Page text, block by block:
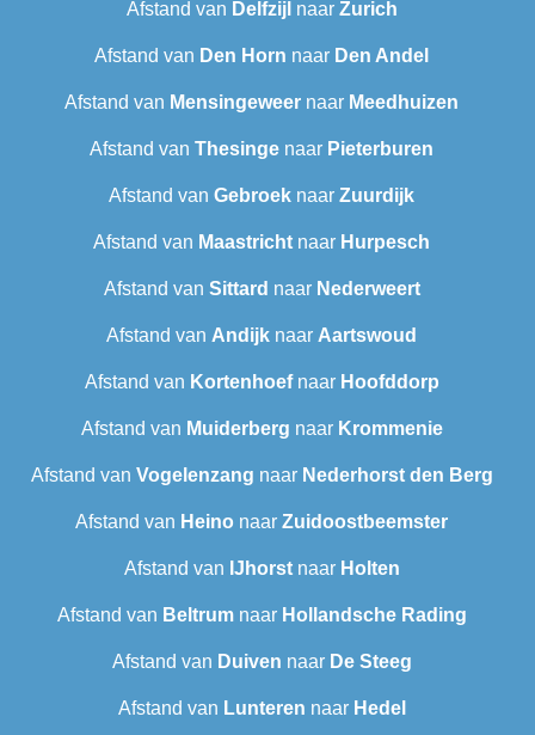
Afstand van Delfzijl naar Zurich
Afstand van Den Horn naar Den Andel
Afstand van Mensingeweer naar Meedhuizen
Afstand van Thesinge naar Pieterburen
Afstand van Gebroek naar Zuurdijk
Afstand van Maastricht naar Hurpesch
Afstand van Sittard naar Nederweert
Afstand van Andijk naar Aartswoud
Afstand van Kortenhoefnaar Hoofddorp
Afstand van Muiderberg naar Krommenie
Afstand van Vogelenzang naar Nederhorst den Berg
Afstand van Heino naar Zuidoostbeemster
Afstand van IJhorstnaar Holten
Afstand van Beltrumnaar Hollandsche Rading
Afstand van Duiven naar De Steeg
Afstand van Lunteren naar Hedel